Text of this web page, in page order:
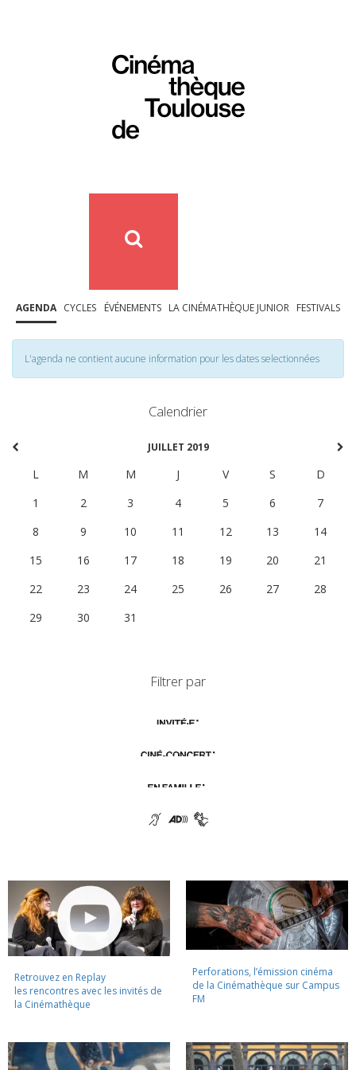
AGENDA CYCLES ÉVÉNEMENTS LA CINÉMATHÈQUE JUNIOR FESTIVALS
L'agenda ne contient aucune information pour les dates selectionnées
Calendrier
JUILLET 2019
L M M J V S
D
1
2 3 4 5 6
7
8
9 10 11 12 13
14
15
16 17 18 19 20
21
22
23 24 25 26 27
28
29
30 31
Filtrer par
Retrouvez en Replay
les rencontres avec les invités de
la Cinémathèque
Perforations, l’émission cinéma
de la Cinémathèque sur Campus
FM